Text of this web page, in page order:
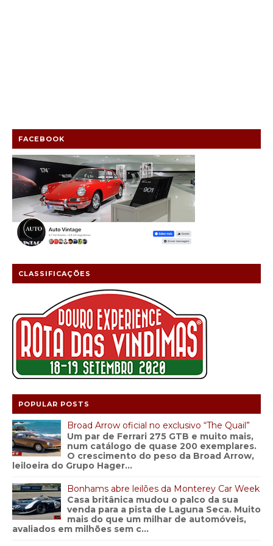
FACEBOOK
CLASSIFICAÇÕES
POPULAR POSTS
Broad Arrow oficial no exclusivo “The Quail”
Um par de Ferrari 275 GTB e muito mais,
num catálogo de quase 200 exemplares.
O crescimento do peso da Broad Arrow,
leiloeira do Grupo Hager...
Bonhams abre leilões da Monterey Car Week
Casa britânica mudou o palco da sua
venda para a pista de Laguna Seca. Muito
mais do que um milhar de automóveis,
avaliados em milhões sem c...